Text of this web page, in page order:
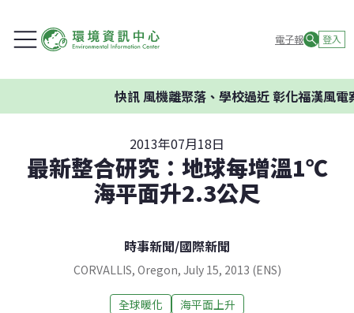
電子報 登入
快訊風機離聚落、學校過近 彰化福漢風電案
2013年07月18日
最新整合研究：地球每增溫1℃
海平面升2.3公尺
時事新聞/國際新聞
CORVALLIS, Oregon, July 15, 2013 (ENS)
全球暖化 海平面上升